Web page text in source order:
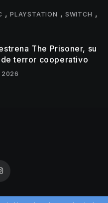
,PLAYSTATION , SWITCH ,
The Prisoner, su
de terror cooperativo
2026